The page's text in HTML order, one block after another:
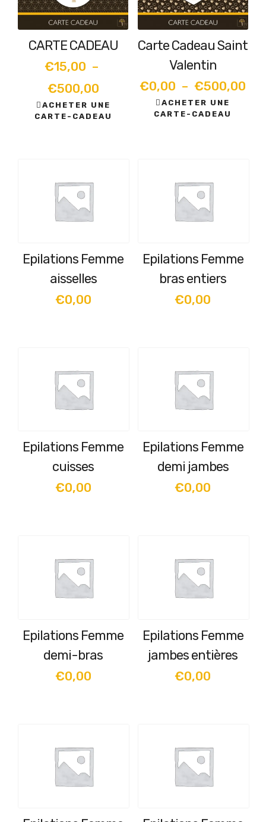
CARTE CADEAU
€15,00 –
€500,00Plage
de
ACHETER UNE
CARTE-CADEAU
variations.
Les
choisies
sur
page
Carte Cadeau Saint
Valentin
€0,00 – €500,00
ACHETER UNE
CARTE-CADEAU
variations.
Les
options
choisies
sur
page
Epilations Femme
aisselles
€0,00
Epilations Femme
bras entiers
€0,00
Epilations Femme
cuisses
€0,00
Epilations Femme
demi jambes
€0,00
Epilations Femme
demi-bras
€0,00
Epilations Femme
jambes entières
€0,00